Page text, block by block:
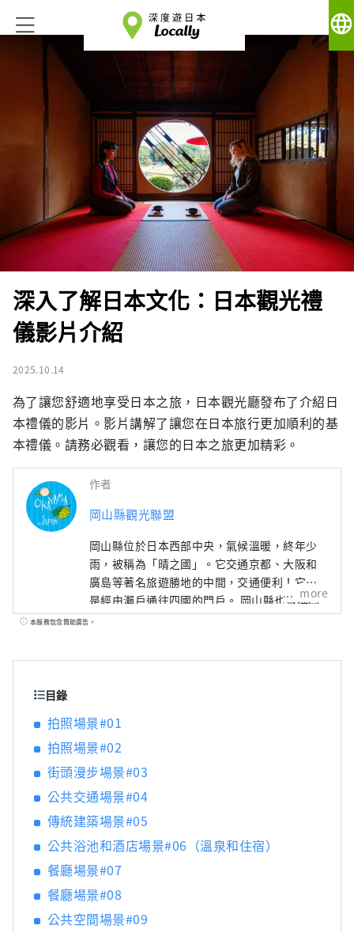
language
深入了解日本文化：日本觀光禮
儀影片介紹
2025.10.14
為了讓您舒適地享受日本之旅，日本觀光廳發布了介紹日
本禮儀的影片。影片講解了讓您在日本旅行更加順利的基
本禮儀。請務必觀看，讓您的日本之旅更加精彩。
作者
岡山縣觀光聯盟
岡山縣位於日本西部中央，氣候溫暖​​，終年少
雨，被稱為「晴之國」。它交通京都、大阪和
廣島等著名旅遊勝地的中間，交通便利！它也
是經由瀨戶通往四國的門戶。 岡山縣也被稱為
“水果岡山”，在瀨戶內溫暖的氣候下，陽光
地區！
more
本服務包含贊助廣告。
目錄
拍照場景#01
拍照場景#02
街頭漫步場景#03
公共交通場景#04
傳統建築場景#05
公共浴池和酒店場景#06（溫泉和住宿）
餐廳場景#07
餐廳場景#08
公共空間場景#09